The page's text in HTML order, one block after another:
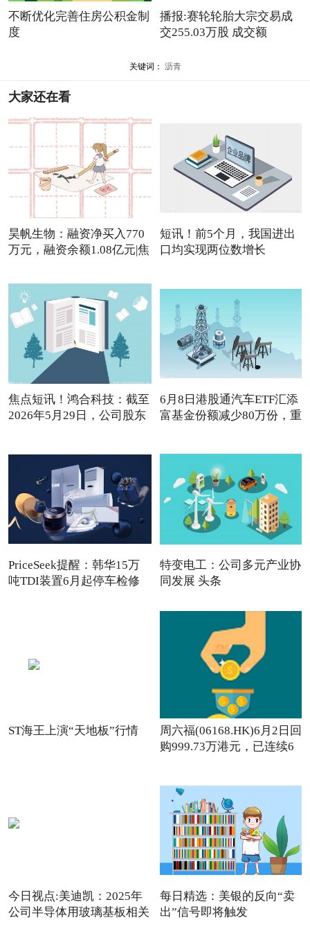
不断优化完善住房公积金制
度
播报:赛轮轮胎大宗交易成
交255.03万股 成交额
关键词： 沥青
大家还在看
昊帆生物：融资净买入770
万元，融资余额1.08亿元|焦
短讯！前5个月，我国进出
口均实现两位数增长
焦点短讯！鸿合科技：截至
2026年5月29日，公司股东
6月8日港股通汽车ETF汇添
富基金份额减少80万份，重
PriceSeek提醒：韩华15万
吨TDI装置6月起停车检修
特变电工：公司多元产业协
同发展 头条
ST海王上演“天地板”行情
周六福(06168.HK)6月2日回
购999.73万港元，已连续6
今日视点:美迪凯：2025年
公司半导体用玻璃基板相关
每日精选：美银的反向“卖
出”信号即将触发